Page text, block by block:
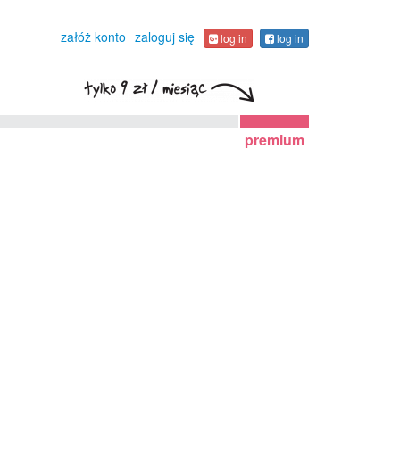
załóż konto zaloguj się log in log in
premium